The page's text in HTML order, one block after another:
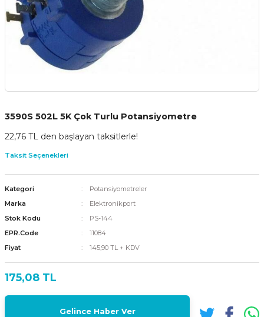
3590S 502L 5K Çok Turlu Potansiyometre
22,76 TL den başlayan taksitlerle!
Taksit Seçenekleri
Kategori
Potansiyometreler
Marka
Elektronikport
Stok Kodu
PS-144
EPR.Code
11084
Fiyat
145,90 TL + KDV
175,08 TL
Gelince Haber Ver